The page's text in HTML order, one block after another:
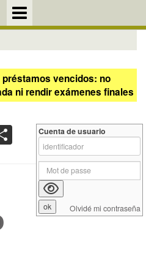
vencidos: no
ni rendir exámenes finales
Cuenta de usuario
Olvidé mi contraseña